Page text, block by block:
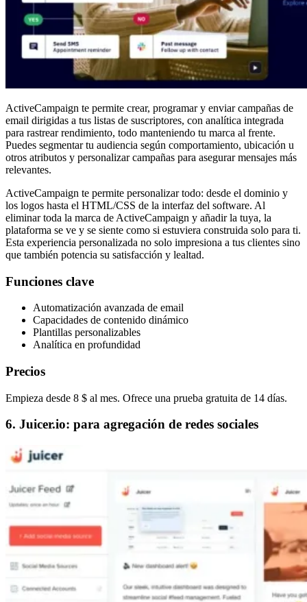
ActiveCampaign te permite crear, programar y enviar campañas de
email dirigidas a tus listas de suscriptores, con analítica integrada
para rastrear rendimiento, todo manteniendo tu marca al frente.
Puedes segmentar tu audiencia según comportamiento, ubicación u
otros atributos y personalizar campañas para asegurar mensajes más
relevantes.
ActiveCampaign te permite personalizar todo: desde el dominio y
los logos hasta el HTML/CSS de la interfaz del software. Al
eliminar toda la marca de ActiveCampaign y añadir la tuya, la
plataforma se ve y se siente como si estuviera construida solo para ti.
Esta experiencia personalizada no solo impresiona a tus clientes sino
que también potencia su satisfacción y lealtad.
Funciones clave
Automatización avanzada de email
Capacidades de contenido dinámico
Plantillas personalizables
Analítica en profundidad
Precios
Empieza desde 8 $ al mes. Ofrece una prueba gratuita de 14 días.
6. Juicer.io: para agregación de redes sociales